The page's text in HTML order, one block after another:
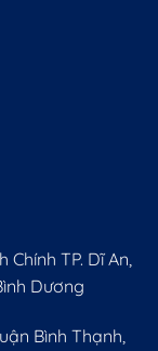
TP. Dĩ An,
Dương
Bình Thạnh,